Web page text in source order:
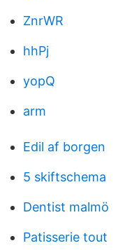
ZnrWR
hhPj
yopQ
arm
Edil af borgen
5 skiftschema
Dentist malmö
Patisserie tout